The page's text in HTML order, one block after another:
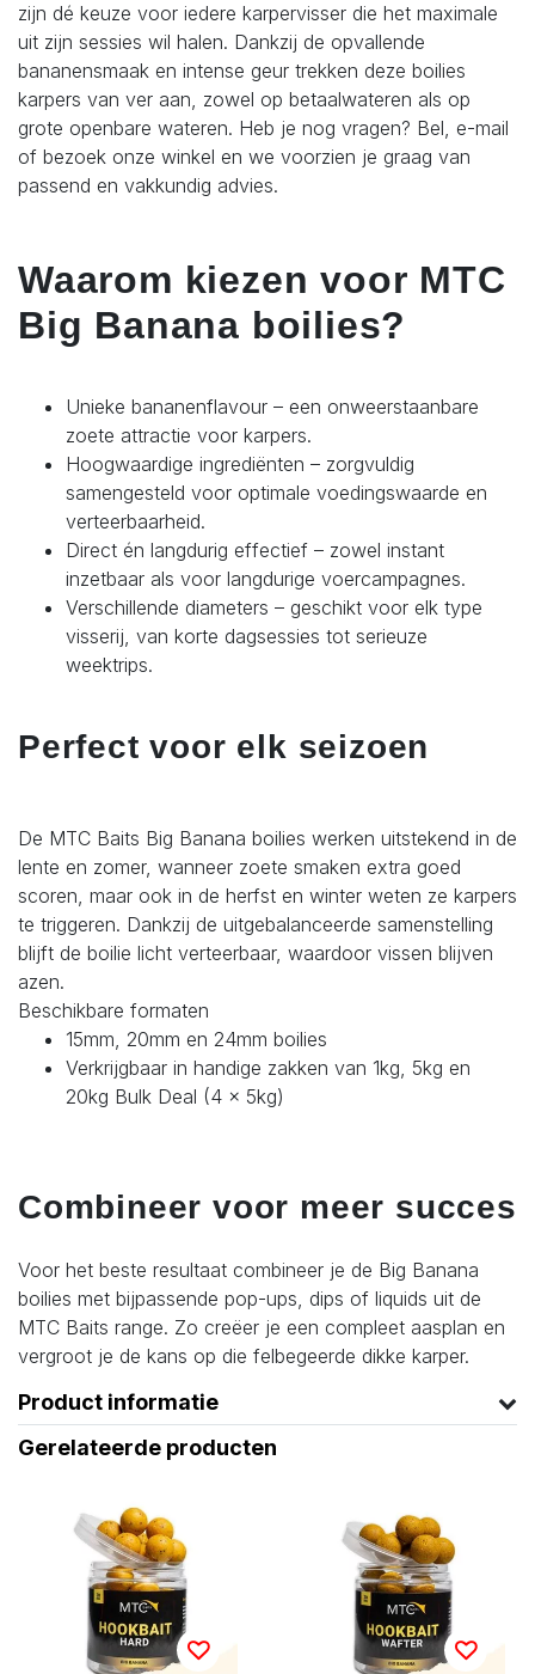
zijn dé keuze voor iedere karpervisser die het maximale
uit zijn sessies wil halen. Dankzij de opvallende
bananensmaak en intense geur trekken deze boilies
karpers van ver aan, zowel op betaalwateren als op
grote openbare wateren. Heb je nog vragen? Bel, e-mail
of bezoek onze winkel en we voorzien je graag van
passend en vakkundig advies.
Waarom kiezen voor MTC
Big Banana boilies?
Unieke bananenflavour – een onweerstaanbare
zoete attractie voor karpers.
Hoogwaardige ingrediënten – zorgvuldig
samengesteld voor optimale voedingswaarde en
verteerbaarheid.
Direct én langdurig effectief – zowel instant
inzetbaar als voor langdurige voercampagnes.
Verschillende diameters – geschikt voor elk type
visserij, van korte dagsessies tot serieuze
weektrips.
Perfect voor elk seizoen
De MTC Baits Big Banana boilies werken uitstekend in de
lente en zomer, wanneer zoete smaken extra goed
scoren, maar ook in de herfst en winter weten ze karpers
te triggeren. Dankzij de uitgebalanceerde samenstelling
blijft de boilie licht verteerbaar, waardoor vissen blijven
azen.
Beschikbare formaten
15mm, 20mm en 24mm boilies
Verkrijgbaar in handige zakken van 1kg, 5kg en
20kg Bulk Deal (4 x 5kg)
Combineer voor meer succes
Voor het beste resultaat combineer je de Big Banana
boilies met bijpassende pop-ups, dips of liquids uit de
MTC Baits range. Zo creëer je een compleet aasplan en
vergroot je de kans op die felbegeerde dikke karper.
Product informatie
Gerelateerde producten